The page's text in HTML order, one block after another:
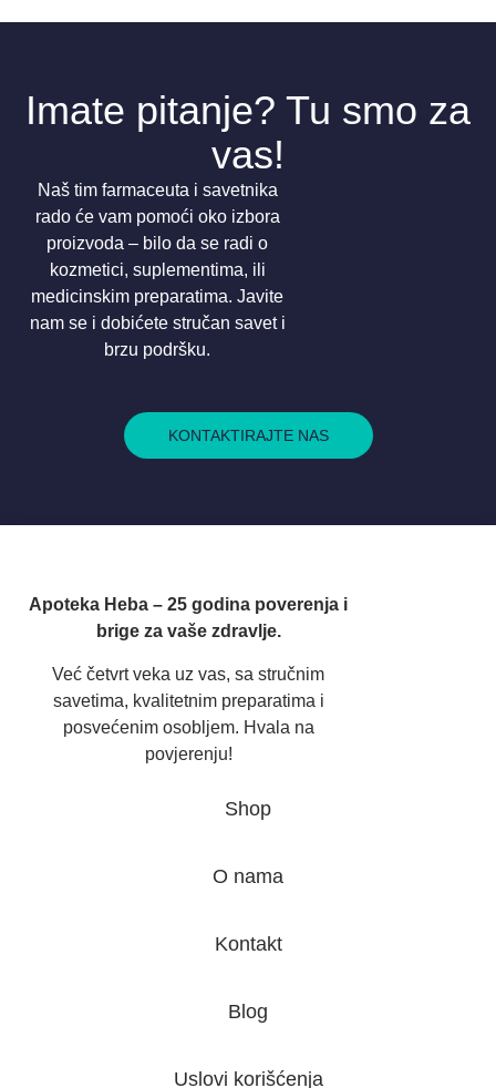
Imate pitanje? Tu smo za
vas!
Naš tim farmaceuta i savetnika
rado će vam pomoći oko izbora
proizvoda – bilo da se radi o
kozmetici, suplementima, ili
medicinskim preparatima. Javite
nam se i dobićete stručan savet i
brzu podršku.
KONTAKTIRAJTE NAS
Apoteka Heba – 25 godina poverenja i
brige za vaše zdravlje.
Već četvrt veka uz vas, sa stručnim
savetima, kvalitetnim preparatima i
posvećenim osobljem. Hvala na
povjerenju!
Shop
O nama
Kontakt
Blog
Uslovi korišćenja